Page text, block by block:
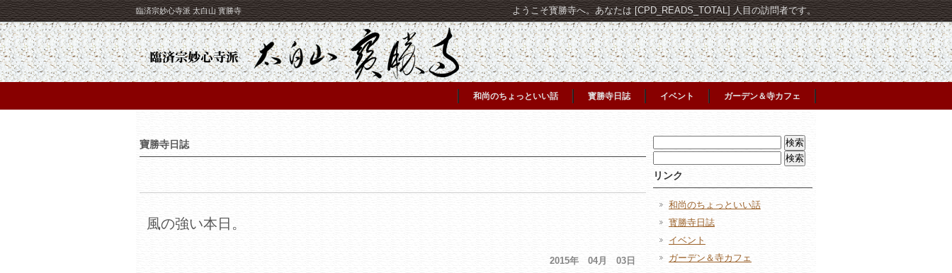
臨済宗妙心寺派 太白山 寳勝寺 ようこそ寳勝寺へ。あなたは [CPD_READS_TOTAL] 人目の訪問者です。
和尚のちょっといい話 寳勝寺日誌 イベント ガーデン＆寺カフェ
寶勝寺日誌
風の強い本日。
2015年 04月 03日
索:
索:
リンク
和尚のちょっといい話
寳勝寺日誌
イベント
ガーデン＆寺カフェ